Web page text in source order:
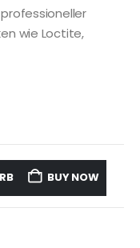
wie Loctite,
BUY NOW